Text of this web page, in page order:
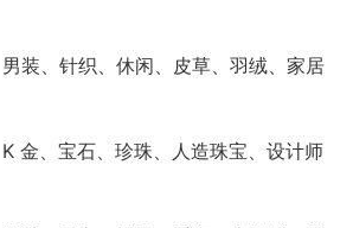
装、针织、休闲、皮草、羽绒、家居
金、宝石、珍珠、人造珠宝、设计师